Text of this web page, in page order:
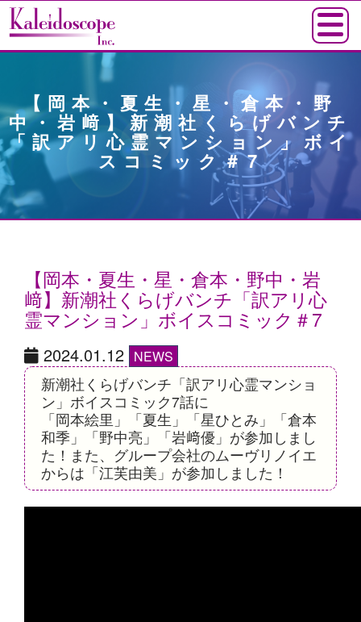
【岡本・夏生・星・倉本・野
中・岩﨑】新潮社くらげバンチ
「訳アリ心霊マンション」ボイ
スコミック＃7
【岡本・夏生・星・倉本・野中・岩
﨑】新潮社くらげバンチ「訳アリ心
霊マンション」ボイスコミック＃7
2024.01.12 NEWS
新潮社くらげバンチ「訳アリ心霊マンショ
ン」ボイスコミック7話に
「岡本絵里」「夏生」「星ひとみ」「倉本
和季」「野中亮」「岩﨑優」が参加しまし
た！また、グループ会社のムーヴリノイエ
からは「江芙由美」が参加しました！